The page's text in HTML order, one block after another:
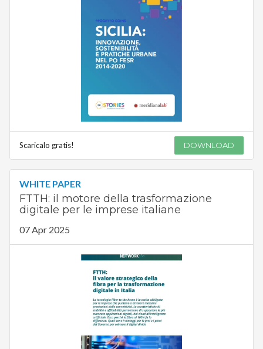
Scaricalo gratis! DOWNLOAD
WHITE PAPER
FTTH: il motore della trasformazione
digitale per le imprese italiane
07 Apr 2025